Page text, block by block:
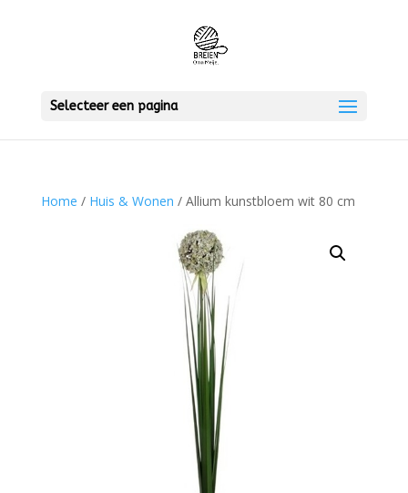
Selecteer een pagina
Home / Huis & Wonen / Allium kunstbloem wit 80 cm